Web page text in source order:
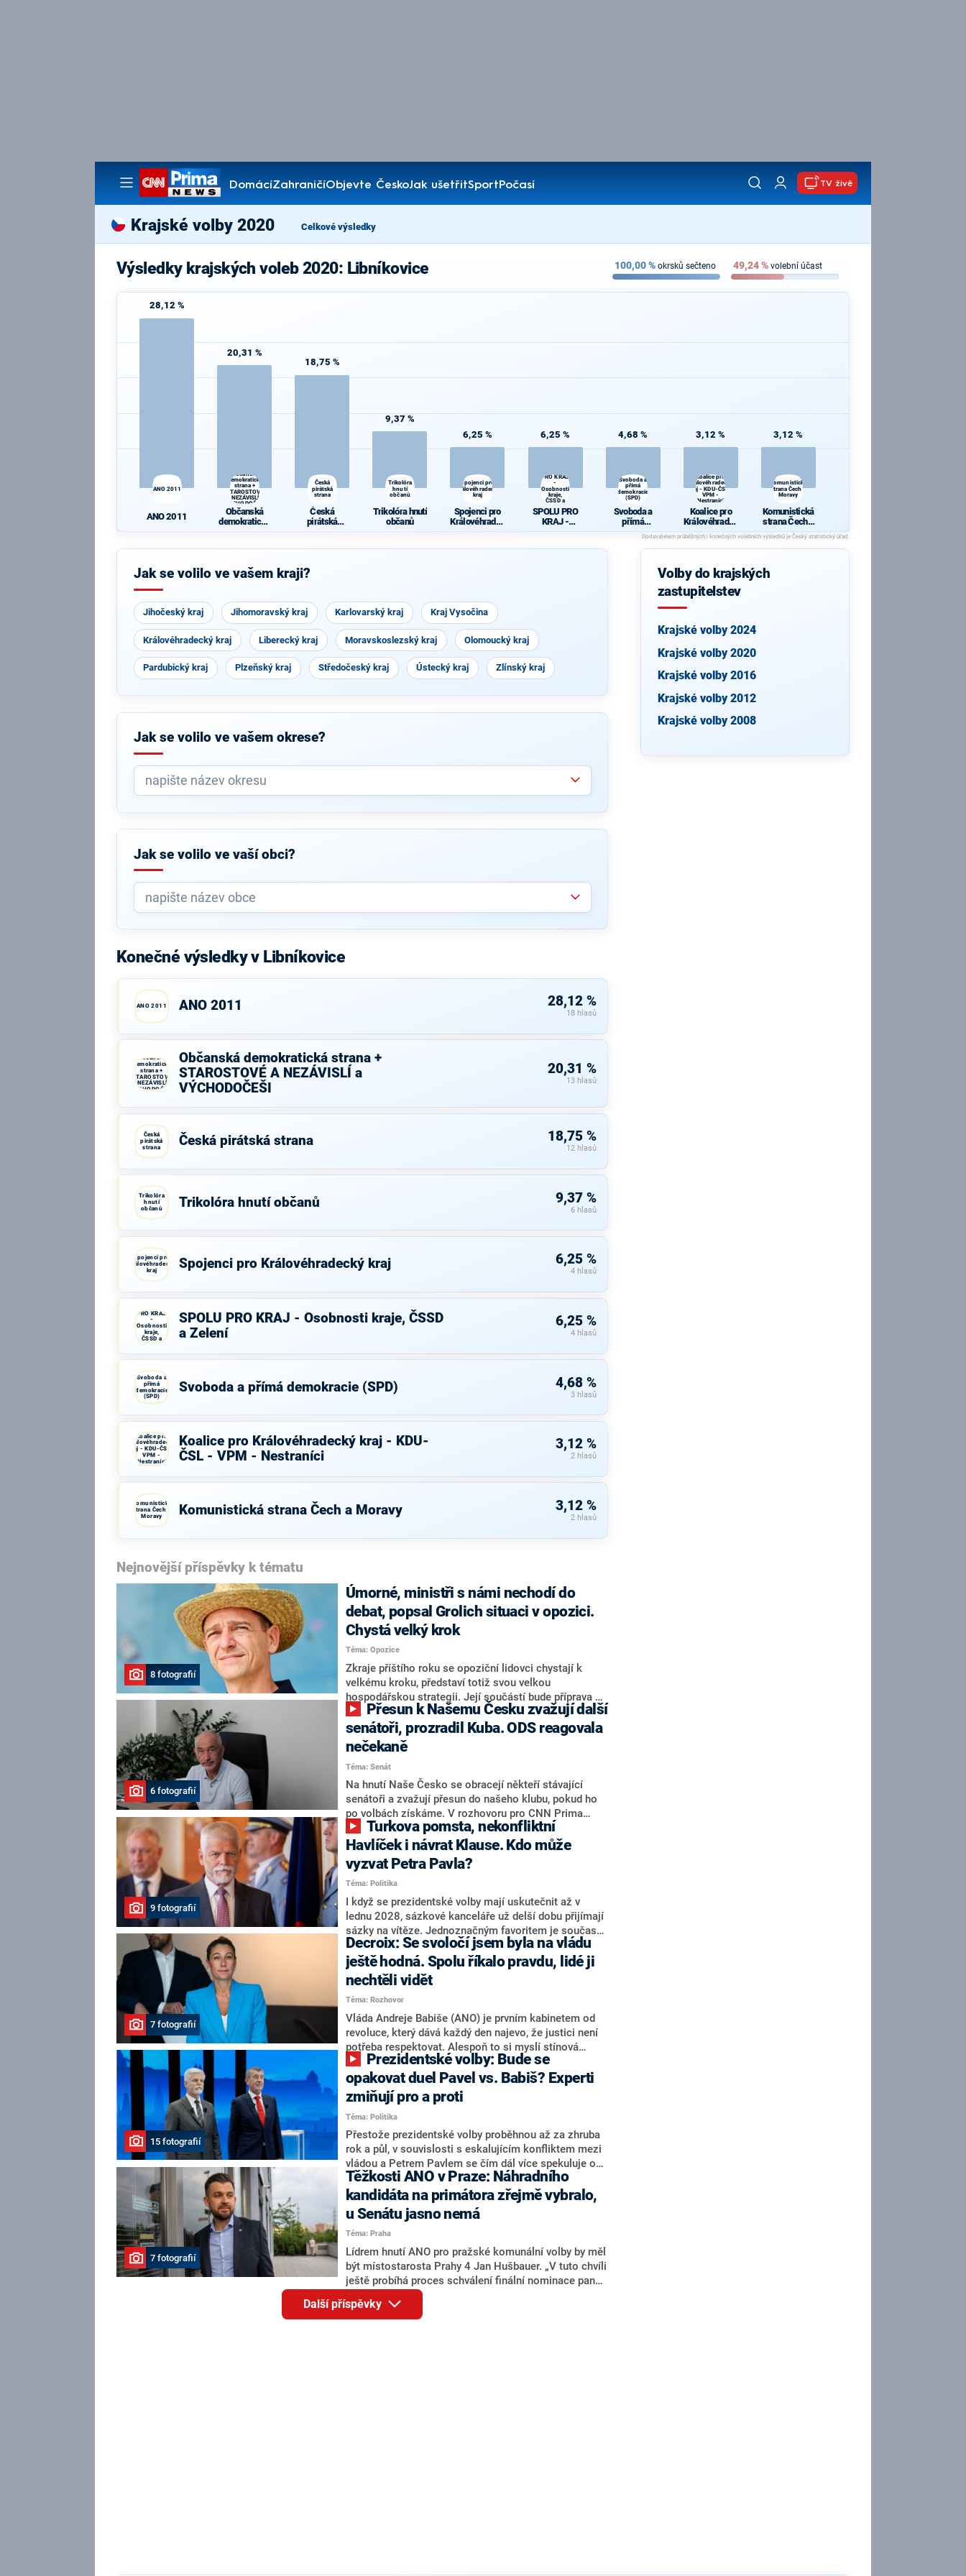
DomácíZahraničíObjevte ČeskoJak ušetřitSportPočasí
Pořady
TV živě
Krajské volby 2020 Celkové výsledky
Výsledky krajských voleb 2020: Libníkovice 100,00% okrsků sečteno 49,24% volební účast
28,12 %
ANO 2011
ANO 2011
20,31 %
Občanská
demokratická
strana +
STAROSTOVÉ
A NEZÁVISLÍ a
VÝCHODOČEŠI
Občanská
demokratická
A NEZÁVISLÍ
VÝCHODOČE
18,75 %
Česká
pirátská
strana
Česká
pirátská
9,37 %
Trikolóra
hnutí
občanů
Trikolóra hnutí
občanů
6,25 %
Spojenci pro
Královéhradecký
kraj
Spojenci pro
Královéhradec
6,25 %
PRO KRAJ
-
Osobnosti
kraje,
ČSSD a
SPOLU PRO
KRAJ -
Osobnosti
Zelení
4,68 %
Svoboda a
přímá
demokracie
(SPD)
Svoboda a
přímá
demokracie
(SPD)
3,12 %
Koalice pro
Královéhradecký
kraj - KDU-ČSL -
VPM -
Nestraníci
Koalice pro
Královéhradec
ký kraj - KDU-
ČSL - VPM -
Nestraníci
3,12 %
Komunistická
strana Čech a
Moravy
Komunistická
strana Čech a
Moravy
Jak se volilo ve vašem kraji?
Jihočeský kraj Jihomoravský kraj Karlovarský kraj Kraj Vysočina
Královéhradecký kraj Liberecký kraj Moravskoslezský kraj Olomoucký kraj
Pardubický kraj Plzeňský kraj Středočeský kraj Ústecký kraj Zlínský kraj
Jak se volilo ve vašem okrese?
Jak se volilo ve vaší obci?
Konečné výsledky v Libníkovice
ANO 2011 ANO 2011 28,12 %
18 hlasů
Občanská
demokratická
strana +
STAROSTOVÉ
A NEZÁVISLÍ a
VÝCHODOČEŠI
Občanská demokratická strana +
STAROSTOVÉ A NEZÁVISLÍ a
VÝCHODOČEŠI
20,31 %
13 hlasů
Česká
pirátská
strana
Česká pirátská strana 18,75 %
12 hlasů
Trikolóra
hnutí
občanů
Trikolóra hnutí občanů 9,37 %
6 hlasů
Spojenci pro
Královéhradecký
kraj
Spojenci pro Královéhradecký kraj 6,25 %
4 hlasů
PRO KRAJ
-
Osobnosti
kraje,
ČSSD a
Zelení
SPOLU PRO KRAJ - Osobnosti kraje, ČSSD
a Zelení
6,25 %
4 hlasů
Svoboda a
přímá
demokracie
(SPD)
Svoboda a přímá demokracie (SPD) 4,68 %
3 hlasů
Koalice pro
Královéhradecký
kraj - KDU-ČSL -
VPM -
Nestraníci
Koalice pro Královéhradecký kraj - KDU-
ČSL - VPM - Nestraníci
3,12 %
2 hlasů
Komunistická
strana Čech a
Moravy
Komunistická strana Čech a Moravy 3,12 %
2 hlasů
Nejnovější příspěvky k tématu
8 fotografií
Úmorné, ministři s námi nechodí do
debat, popsal Grolich situaci v opozici.
Chystá velký krok
Téma: Opozice
Zkraje příštího roku se opoziční lidovci chystají k
velkému kroku, představí totiž svou velkou
hospodářskou strategii. Její součástí bude příprava na
stárnutí populace, řekl ve středu na setkání s novináři
nový předseda lidovců Jan Grolich. Ten zároveň v
senátních volbách kandiduje ve Vyškově. Popsal i
aktivitu opozice, o níž vládní strany nebo političtí
komentátoři mluví jako o slabé a v defenzivě. „Je to
úmorná práce upozorňovat na chyby vlády. Ministři s
námi navíc nechodí do debat. Chceme ale ukazovat
svoje témata,“ odpověděl Grolich na dotaz CNN Prima
NEWS.
6 fotografií
senátoři, prozradil Kuba. ODS reagovala
nečekaně
Téma: Senát
Na hnutí Naše Česko se obracejí někteří stávající
senátoři a zvažují přesun do našeho klubu, pokud ho
po volbách získáme. V rozhovoru pro CNN Prima
NEWS to řekl zakladatel hnutí a jihočeský hejtman
Martin Kuba. Konkrétní nebyl, ale získat by takto mohl
například senátora Zdeňka Hrabu, který je dnes
součástí klubu ODS a TOP 09. Hraba to na dotaz
redakce nevyloučil. Předseda klubu senátorů ODS
Zdeněk Nytra redakci řekl, že počítá s odchodem
některých senátorů z klubu a že Naše Česko není
nepřítel, ale soupeř.
9 fotografií
Havlíček i návrat Klause. Kdo může
vyzvat Petra Pavla?
Téma: Politika
I když se prezidentské volby mají uskutečnit až v
lednu 2028, sázkové kanceláře už delší dobu přijímají
sázky na vítěze. Jednoznačným favoritem je současná
hlava státu Petr Pavel. Daleko za ním pak bookmakeři
zmiňují dva výrazné politiky ANO, tedy premiéra
Andreje Babiše a ministra průmyslu Karla Havlíčka.
Oblíbeným tipem samotných sázkařů je poslanec za
Motoristy Filip Turek. Politolog Jan Kubáček nicméně
o případné kandidatuře kohokoliv ze zmíněné trojice
značně pochybuje. Podle něj současná koalice dosud
nemá osobu, která by Pavlovi mohla konkurovat.
7 fotografií
Decroix: Se svoločí jsem byla na vládu
ještě hodná. Spolu říkalo pravdu, lidé ji
nechtěli vidět
Téma: Rozhovor
Vláda Andreje Babiše (ANO) je prvním kabinetem od
revoluce, který dává každý den najevo, že justici není
potřeba respektovat. Alespoň to si myslí stínová
ministryně spravedlnosti ODS Eva Decroix. V
rozhovoru pro CNN Prima NEWS si nebrala servítky
ohledně politického výkonu svého nástupce Jeronýma
Tejce (za ANO) či vládní zmocněnkyně pro lidská
práva Taťány Malé (ANO). Označením „svoloč“ na
adresu vlády prý byla ještě hodná. Decroix se také
vrátila k volební porážce koalice Spolu či promluvila o
hnutí Naše Česko Martina Kuby.
15 fotografií
opakovat duel Pavel vs. Babiš? Experti
zmiňují pro a proti
Téma: Politika
Přestože prezidentské volby proběhnou až za zhruba
rok a půl, v souvislosti s eskalujícím konfliktem mezi
vládou a Petrem Pavlem se čím dál více spekuluje o
tom, koho by do bitvy o Hrad mohla vyslat současná
koalice. Někteří političtí komentátoři znovu vytahují
jméno premiéra Andreje Babiše (ANO). Jak moc je
pravděpodobné, že se v prezidentských volbách 2028
bude znovu opakovat souboj z roku 2023?
7 fotografií
Těžkosti ANO v Praze: Náhradního
kandidáta na primátora zřejmě vybralo,
u Senátu jasno nemá
Téma: Praha
Lídrem hnutí ANO pro pražské komunální volby by měl
být místostarosta Prahy 4 Jan Hušbauer. „V tuto chvíli
ještě probíhá proces schválení finální nominace pana
Jana Hušbauera Výborem hnutí ANO,“ uvedl pro
redakci místopředseda pražského ANO Martin
Benkovič. O Hušbauerovi se spekulovalo jako o
Další příspěvky
Volby do krajských
zastupitelstev
Krajské volby 2024
Krajské volby 2020
Krajské volby 2016
Krajské volby 2012
Krajské volby 2008